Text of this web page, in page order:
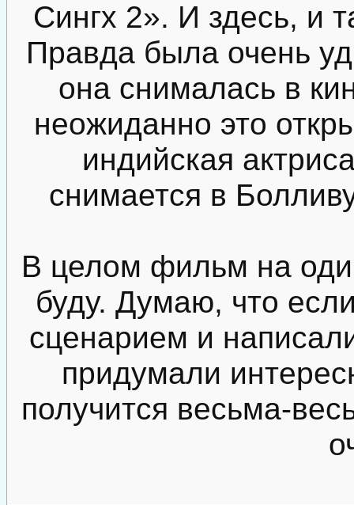
Сингх 2». И здесь, и
Правда была очень
она снималась в
неожиданно это
индийская
снимается в
В целом фильм на
буду. Думаю, что
сценарием и
придумали
получится весьма-